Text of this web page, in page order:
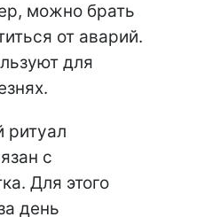
можно брать
от аварий.
для
ритуал
с
Для этого
день